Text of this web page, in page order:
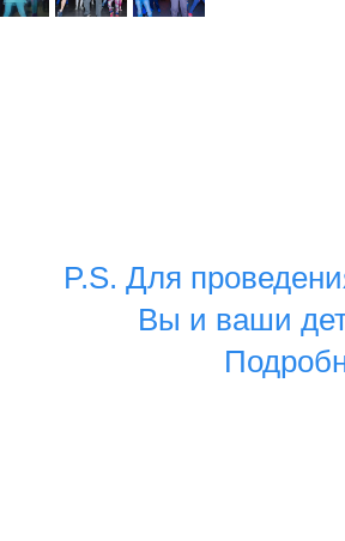
P.S. Для
Вы и ваши